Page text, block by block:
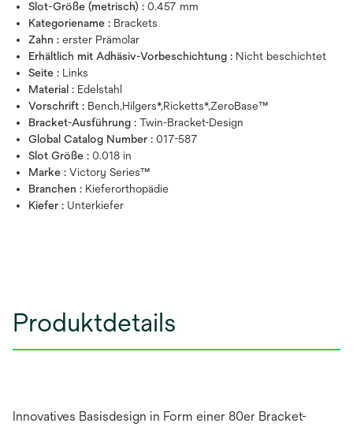
Slot-Größe (metrisch) : 0.457 mm
Kategoriename : Brackets
Zahn : erster Prämolar
Erhältlich mit Adhäsiv-Vorbeschichtung : Nicht beschichtet
Seite : Links
Material : Edelstahl
Vorschrift : Bench,Hilgers*,Ricketts*,ZeroBase™
Bracket-Ausführung : Twin-Bracket-Design
Global Catalog Number : 017-587
Slot Größe : 0.018 in
Marke : Victory Series™
Branchen : Kieferorthopädie
Kiefer : Unterkiefer
Produktdetails
Innovatives Basisdesign in Form einer 80er Bracket-